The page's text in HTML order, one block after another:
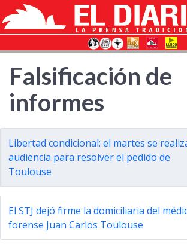
Falsificación de
informes
Libertad condicional: el martes se
audiencia para resolver el pedido de
Toulouse
El STJ dejó firme la domiciliaria del
forense Juan Carlos Toulouse